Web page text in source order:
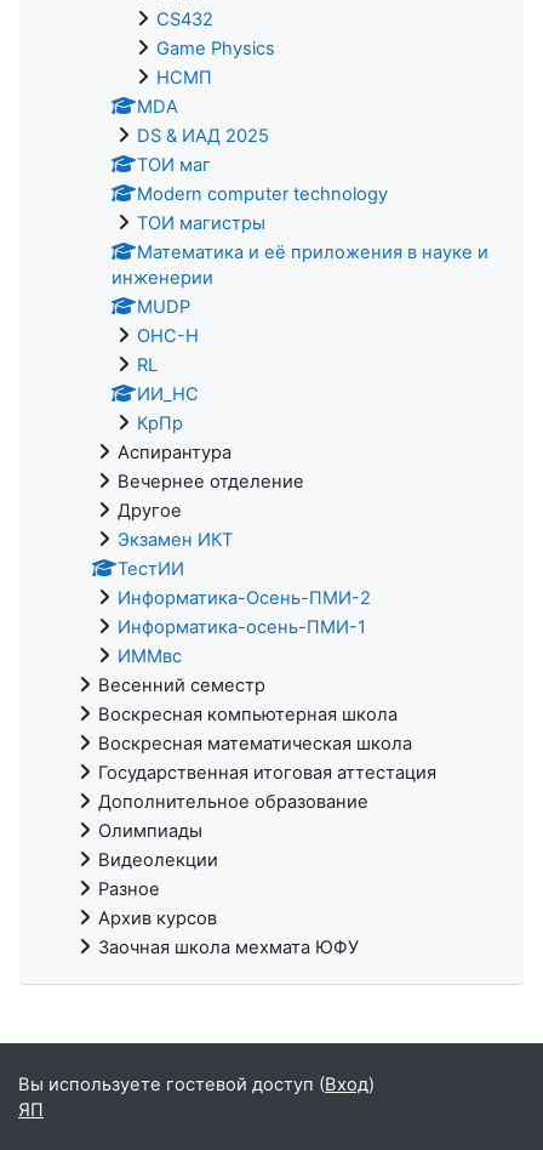
CS432
Game Physics
НСМП
MDA
DS & ИАД 2025
ТОИ маг
Modern computer technology
ТОИ магистры
Математика и её приложения в науке и
инженерии
MUDP
ОНС-Н
RL
ИИ_НС
КрПр
Аспирантура
Вечернее отделение
Другое
Экзамен ИКТ
ТестИИ
Информатика-Осень-ПМИ-2
Информатика-осень-ПМИ-1
ИММвс
Весенний семестр
Воскресная компьютерная школа
Воскресная математическая школа
Государственная итоговая аттестация
Дополнительное образование
Олимпиады
Видеолекции
Разное
Архив курсов
Заочная школа мехмата ЮФУ
Вы используете гостевой доступ (Вход)
ЯП